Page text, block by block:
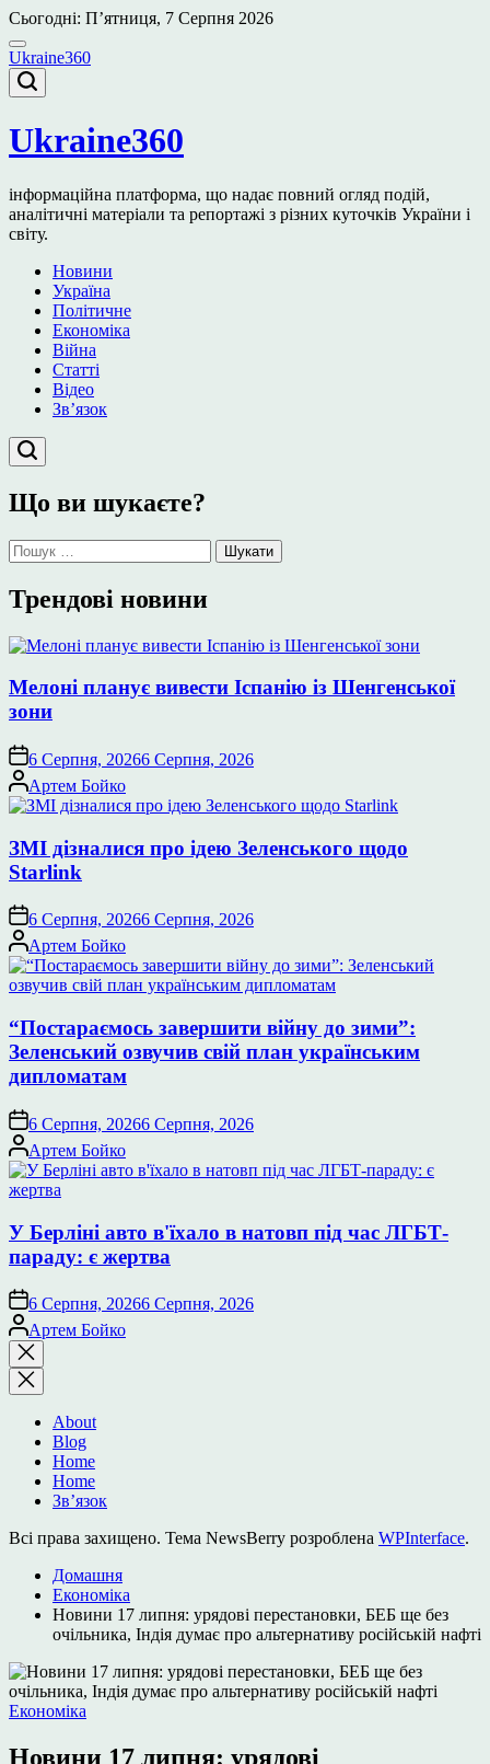
Перейти
до
вмісту
Сьогодні: П’ятниця, 7 Серпня 2026
Ukraine360
Ukraine360
інформаційна платформа, що надає повний огляд подій,
аналітичні матеріали та репортажі з різних куточків України і
світу.
Новини
Україна
Політичне
Економіка
Війна
Статті
Відео
Зв’язок
Що ви шукаєте?
Пошук:
Трендові новини
Мелоні планує вивести Іспанію із Шенгенської
зони
6 Серпня, 20266 Серпня, 2026
Опубліковано
Артем Бойко
ЗМІ дізналися про ідею Зеленського щодо
Starlink
6 Серпня, 20266 Серпня, 2026
Опубліковано
Артем Бойко
“Постараємось завершити війну до зими”:
Зеленський озвучив свій план українським
дипломатам
6 Серпня, 20266 Серпня, 2026
Опубліковано
Артем Бойко
У Берліні авто в'їхало в натовп під час ЛГБТ-
параду: є жертва
6 Серпня, 20266 Серпня, 2026
Опубліковано
Артем Бойко
Закрити
пошук
About
Blog
Home
Home
Зв’язок
Всі права захищено. Тема NewsBerry розроблена WPInterface.
Домашня
Економіка
Новини 17 липня: урядові перестановки, БЕБ ще без
очільника, Індія думає про альтернативу російській нафті
Опублікувати
Економіка
Новини 17 липня: урядові